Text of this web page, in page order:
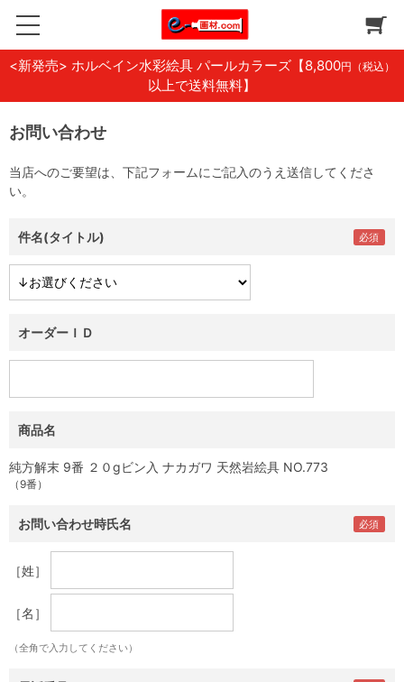
<新発売> ホルベイン水彩絵具 パールカラーズ 【8,800円（税込）
以上で送料無料】
お問い合わせ
当店へのご要望は、下記フォームにご記入のうえ送信してくださ
い。
件名(タイトル)
オーダーＩＤ
商品名
純方解末 9番 ２０gビン入 ナカガワ 天然岩絵具 NO.773
（9番）
お問い合わせ時氏名
［姓］
［名］
（全角で入力してください）